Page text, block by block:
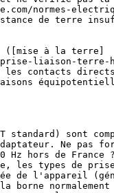
normes-
de terre
([mise à la terre]
liaison-terre-
contacts directs
Ne pas
hors de France
les types de
de l'appareil
normalement